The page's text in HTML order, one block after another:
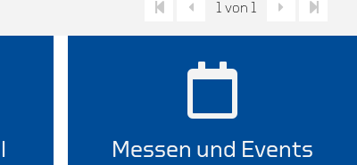
1 von 1
Messen und Events